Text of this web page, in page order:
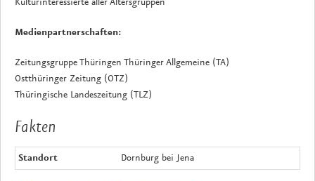
Kulturinteressierte aller Altersgruppen
Medienpartnerschaften:
Zeitungsgruppe Thüringen Thüringer Allgemeine (TA)
Ostthüringer Zeitung (OTZ)
Thüringische Landeszeitung (TLZ)
Fakten
Standort Dornburg bei Jena